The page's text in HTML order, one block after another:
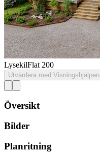
LysekilFlat 200
Utvärdera med Visningshjälpen
Översikt
Bilder
Planritning